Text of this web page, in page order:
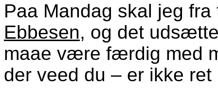
Paa Mandag skal jeg
Ebbesen, og det
maae være færdig med
der veed du – er ikke